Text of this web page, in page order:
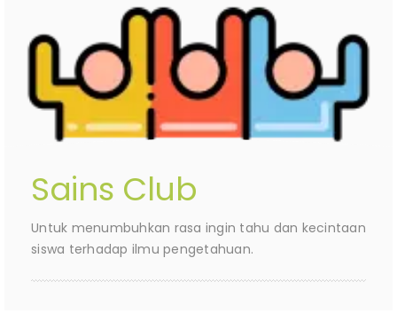
Sains Club
Untuk menumbuhkan rasa ingin tahu dan kecintaan
siswa terhadap ilmu pengetahuan.